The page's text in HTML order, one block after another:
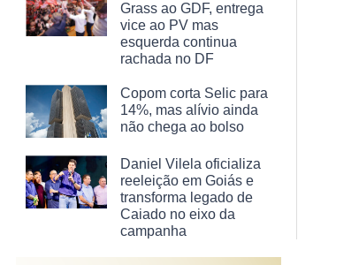
Grass ao GDF, entrega
vice ao PV mas
esquerda continua
rachada no DF
Copom corta Selic para
14%, mas alívio ainda
não chega ao bolso
Daniel Vilela oficializa
reeleição em Goiás e
transforma legado de
Caiado no eixo da
campanha